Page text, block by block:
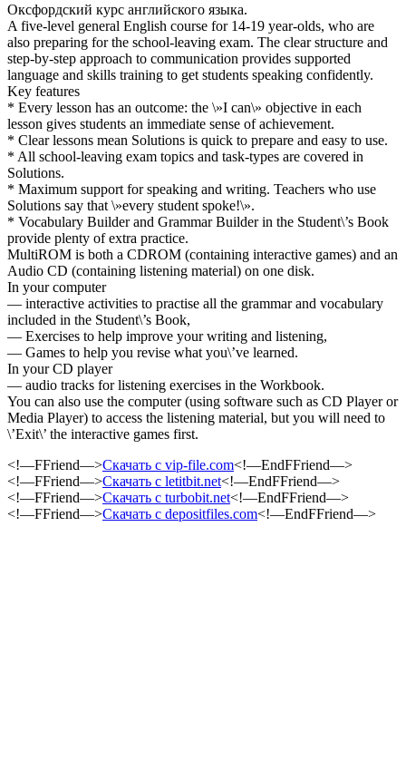
Оксфордский курс английского языка.
A five-level general English course for 14-19 year-olds, who are
also preparing for the school-leaving exam. The clear structure and
step-by-step approach to communication provides supported
language and skills training to get students speaking confidently.
Key features
* Every lesson has an outcome: the \»I can\» objective in each
lesson gives students an immediate sense of achievement.
* Clear lessons mean Solutions is quick to prepare and easy to use.
* All school-leaving exam topics and task-types are covered in
Solutions.
* Maximum support for speaking and writing. Teachers who use
Solutions say that \»every student spoke!\».
* Vocabulary Builder and Grammar Builder in the Student\’s Book
provide plenty of extra practice.
MultiROM is both a CDROM (containing interactive games) and an
Audio CD (containing listening material) on one disk.
In your computer
— interactive activities to practise all the grammar and vocabulary
included in the Student\’s Book,
— Exercises to help improve your writing and listening,
— Games to help you revise what you\’ve learned.
In your CD player
— audio tracks for listening exercises in the Workbook.
You can also use the computer (using software such as CD Player or
Media Player) to access the listening material, but you will need to
\’Exit\’ the interactive games first.
<!—FFriend—>Скачать с vip-file.com<!—EndFFriend—>
<!—FFriend—>Скачать с letitbit.net<!—EndFFriend—>
<!—FFriend—>Скачать с turbobit.net<!—EndFFriend—>
<!—FFriend—>Скачать с depositfiles.com<!—EndFFriend—>